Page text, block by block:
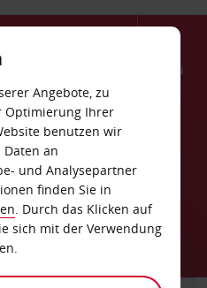
Menü
Flughafen
Angebote, zu
Optimierung Ihrer
benutzen wir
Daten an
und Analysepartner
finden Sie in
. Durch das Klicken auf
sich mit der Verwendung